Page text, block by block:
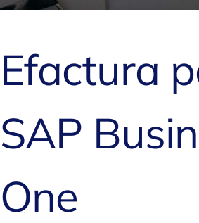
Efactura
SAP
One